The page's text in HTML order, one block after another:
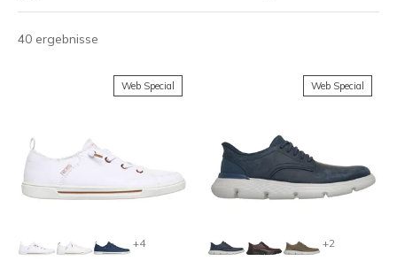
40 ergebnisse
Web Special
+4
Web Special
+2